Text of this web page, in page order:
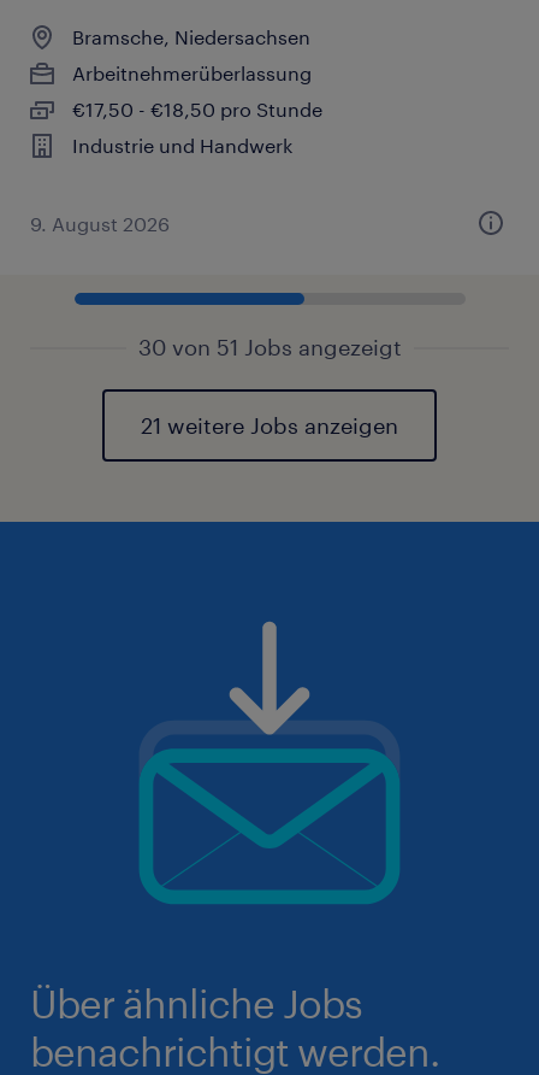
Bramsche, Niedersachsen
Arbeitnehmerüberlassung
€17,50 - €18,50 pro Stunde
Industrie und Handwerk
9. August 2026
30 von 51 Jobs angezeigt
21 weitere Jobs anzeigen
Über ähnliche Jobs
benachrichtigt werden.